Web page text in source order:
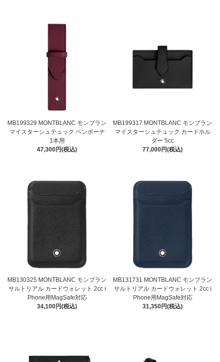
MB199329 MONTBLANC モンブラン
マイスターシュテュック ペンポーチ
1本用
47,300円(税込)
MB199317 MONTBLANC モンブラン
マイスターシュテュック カードホル
ダー 5cc
77,000円(税込)
MB130325 MONTBLANC モンブラン
サルトリアル カードウォレット 2cc i
Phone用MagSafe対応
34,100円(税込)
MB131731 MONTBLANC モンブラン
サルトリアル カードウォレット 2cc i
Phone用MagSafe対応
31,350円(税込)